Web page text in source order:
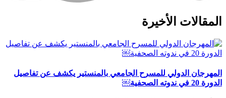
المقالات الأخيرة
المهرجان الدولي للمسرح الجامعي بالمنستير يكشف عن تفاصيل
الدورة 20 في ندوته الصحفية￼